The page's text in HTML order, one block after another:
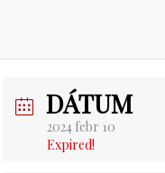
DÁTUM
2024 febr 10
Expired!